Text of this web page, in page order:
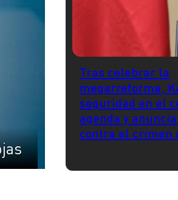
Tras celebrar la
megarreforma,
seguridad en el
agenda y
contra el crimen